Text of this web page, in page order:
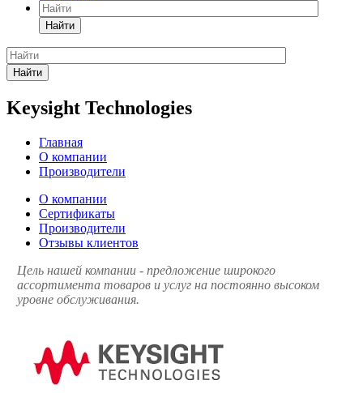
Найти
Найти
Keysight Technologies
Главная
О компании
Производители
О компании
Сертификаты
Производители
Отзывы клиентов
Цель нашей компании - предложение широкого
ассортимента товаров и услуг на постоянно высоком
уровне обслуживания.